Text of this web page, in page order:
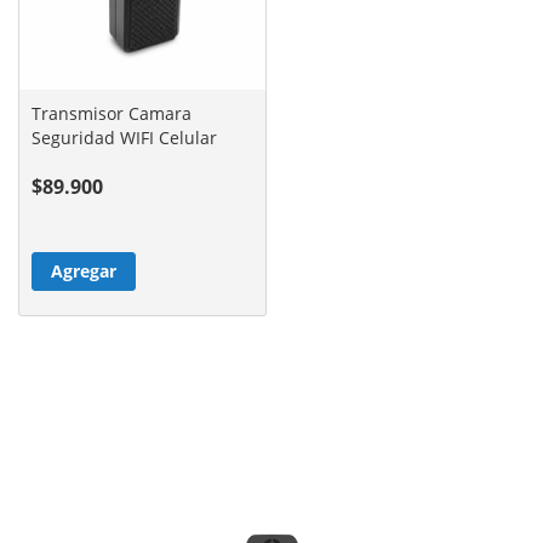
Transmisor Camara
Seguridad WIFI Celular
$89.900
Agregar